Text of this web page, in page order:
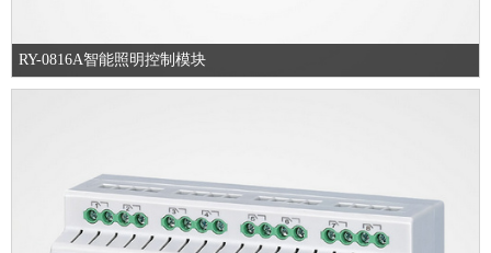
RY-0816A智能照明控制模块